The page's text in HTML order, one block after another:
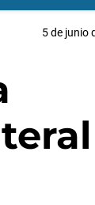
5 de junio